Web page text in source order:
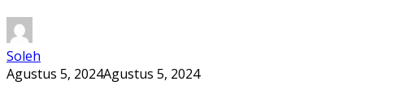
Soleh
Agustus 5, 2024Agustus 5, 2024